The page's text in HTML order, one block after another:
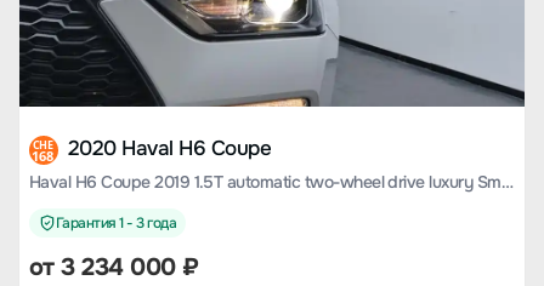
CHE
168 2020 Haval H6 Coupe
Haval H6 Coupe 2019 1.5T automatic two-wheel drive luxury Smart Union edition Country VI
Гарантия 1 - 3 года
от3 234 000₽